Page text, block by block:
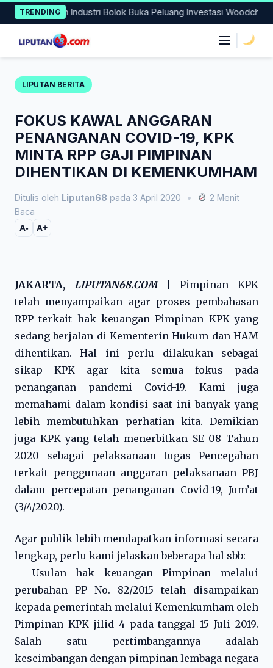
Skip
to
content
TRENDING
Kawasan Industri Bolok Buka Peluang Investasi Woodchip untuk
LIPUTAN BERITA
FOKUS KAWAL ANGGARAN
PENANGANAN COVID-19, KPK
MINTA RPP GAJI PIMPINAN
DIHENTIKAN DI KEMENKUMHAM
Ditulis oleh Liputan68 pada 3 April 2020 •
2 Menit
Baca
A- A+
JAKARTA, LIPUTAN68.COM| Pimpinan KPK
telah menyampaikan agar proses pembahasan
RPP terkait hak keuangan Pimpinan KPK yang
sedang berjalan di Kementerin Hukum dan HAM
dihentikan. Hal ini perlu dilakukan sebagai
sikap KPK agar kita semua fokus pada
penanganan pandemi Covid-19. Kami juga
memahami dalam kondisi saat ini banyak yang
lebih membutuhkan perhatian kita. Demikian
juga KPK yang telah menerbitkan SE 08 Tahun
2020 sebagai pelaksanaan tugas Pencegahan
terkait penggunaan anggaran pelaksanaan PBJ
dalam percepatan penanganan Covid-19, Jum’at
(3/4/2020).
Agar publik lebih mendapatkan informasi secara
lengkap, perlu kami jelaskan beberapa hal sbb:
– Usulan hak keuangan Pimpinan melalui
perubahan PP No. 82/2015 telah disampaikan
kepada pemerintah melalui Kemenkumham oleh
Pimpinan KPK jilid 4 pada tanggal 15 Juli 2019.
Salah satu pertimbangannya adalah
keseimbangan dengan pimpinan lembaga negara